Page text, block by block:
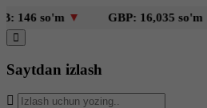
▼ GBP: 16,035 so'm▲
Saytdan izlash